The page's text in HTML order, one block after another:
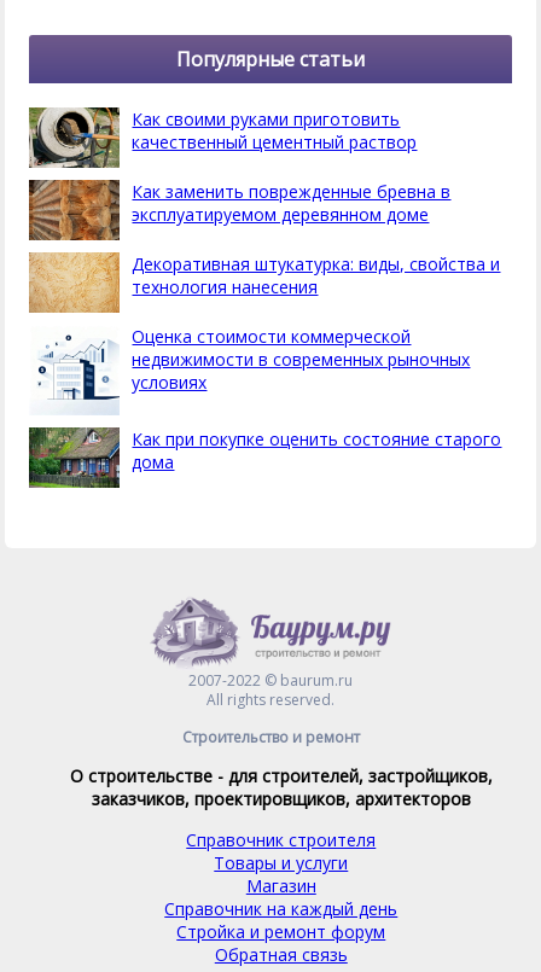
Популярные статьи
Как своими руками приготовить
качественный цементный раствор
Как заменить поврежденные бревна в
эксплуатируемом деревянном доме
Декоративная штукатурка: виды, свойства и
технология нанесения
Оценка стоимости коммерческой
недвижимости в современных рыночных
условиях
Как при покупке оценить состояние старого
дома
2007-2022 © baurum.ru
All rights reserved.
Строительство и ремонт
О строительстве - для строителей, застройщиков,
заказчиков, проектировщиков, архитекторов
Справочник строителя
Товары и услуги
Магазин
Справочник на каждый день
Стройка и ремонт форум
Обратная связь